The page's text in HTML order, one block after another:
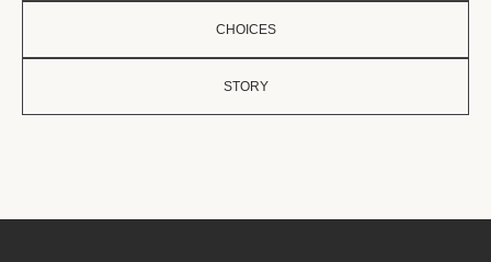
CHOICES
STORY